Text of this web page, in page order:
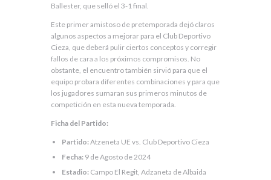
Ballester, que selló el 3-1 final.
Este primer amistoso de pretemporada dejó claros
algunos aspectos a mejorar para el Club Deportivo
Cieza, que deberá pulir ciertos conceptos y corregir
fallos de cara a los próximos compromisos. No
obstante, el encuentro también sirvió para que el
equipo probara diferentes combinaciones y para que
los jugadores sumaran sus primeros minutos de
competición en esta nueva temporada.
Ficha del Partido:
Partido:Atzeneta UE vs. Club Deportivo Cieza
Fecha: 9 de Agosto de 2024
Estadio: Campo El Regit, Adzaneta de Albaida